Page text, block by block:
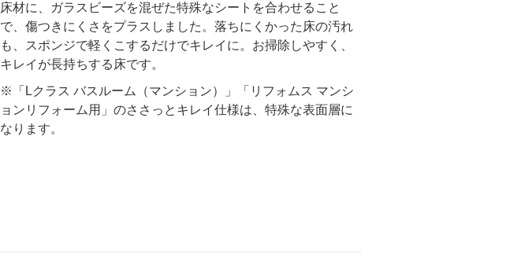
床材に、ガラスビーズを混ぜた特殊なシートを合わせること
で、傷つきにくさをプラスしました。落ちにくかった床の汚れ
も、スポンジで軽くこするだけでキレイに。お掃除しやすく、
キレイが長持ちする床です。
※「Lクラス バスルーム（マンション）」「リフォムス マンシ
ョンリフォーム用」のささっとキレイ仕様は、特殊な表面層に
なります。